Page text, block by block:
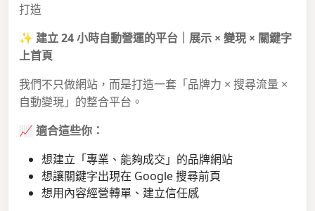
打造
✨ 建立 24 小時自動營運的平台｜展示 × 變現 × 關鍵字
上首頁
我們不只做網站，而是打造一套「品牌力 × 搜尋流量 ×
自動變現」的整合平台。
📈 適合這些你：
想建立「專業、能夠成交」的品牌網站
想讓關鍵字出現在 Google 搜尋前頁
想用內容經營轉單、建立信任感